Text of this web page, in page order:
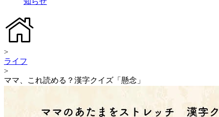
>
ライフ
>
ママ、これ読める？漢字クイズ「懸念」